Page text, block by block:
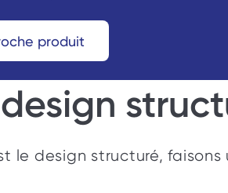
produit
le design structuré, faisons